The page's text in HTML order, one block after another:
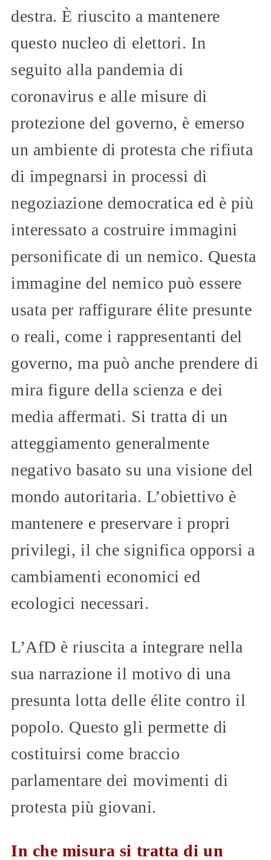
destra. È riuscito a mantenere
questo nucleo di elettori. In
seguito alla pandemia di
coronavirus e alle misure di
protezione del governo, è emerso
un ambiente di protesta che rifiuta
di impegnarsi in processi di
negoziazione democratica ed è più
interessato a costruire immagini
personificate di un nemico. Questa
immagine del nemico può essere
usata per raffigurare élite presunte
o reali, come i rappresentanti del
governo, ma può anche prendere di
mira figure della scienza e dei
media affermati. Si tratta di un
atteggiamento generalmente
negativo basato su una visione del
mondo autoritaria. L’obiettivo è
mantenere e preservare i propri
privilegi, il che significa opporsi a
cambiamenti economici ed
ecologici necessari.
L’AfD è riuscita a integrare nella
sua narrazione il motivo di una
presunta lotta delle élite contro il
popolo. Questo gli permette di
costituirsi come braccio
parlamentare dei movimenti di
protesta più giovani.
In che misura si tratta di un